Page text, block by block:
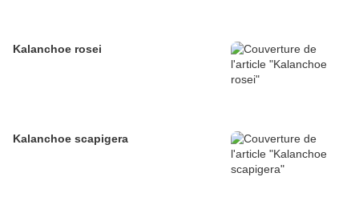
Kalanchoe rosei
Kalanchoe scapigera